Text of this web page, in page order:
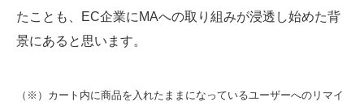
たことも、EC企業にMAへの取り組みが浸透し始めた背
景にあると思います。
（※）カート内に商品を入れたままになっているユーザーへのリマイ